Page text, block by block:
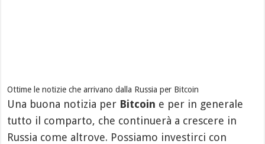
Ottime le notizie che arrivano dalla Russia per Bitcoin
Una buona notizia per Bitcoin e per in generale
tutto il comparto, che continuerà a crescere in
Russia come altrove. Possiamo investirci con